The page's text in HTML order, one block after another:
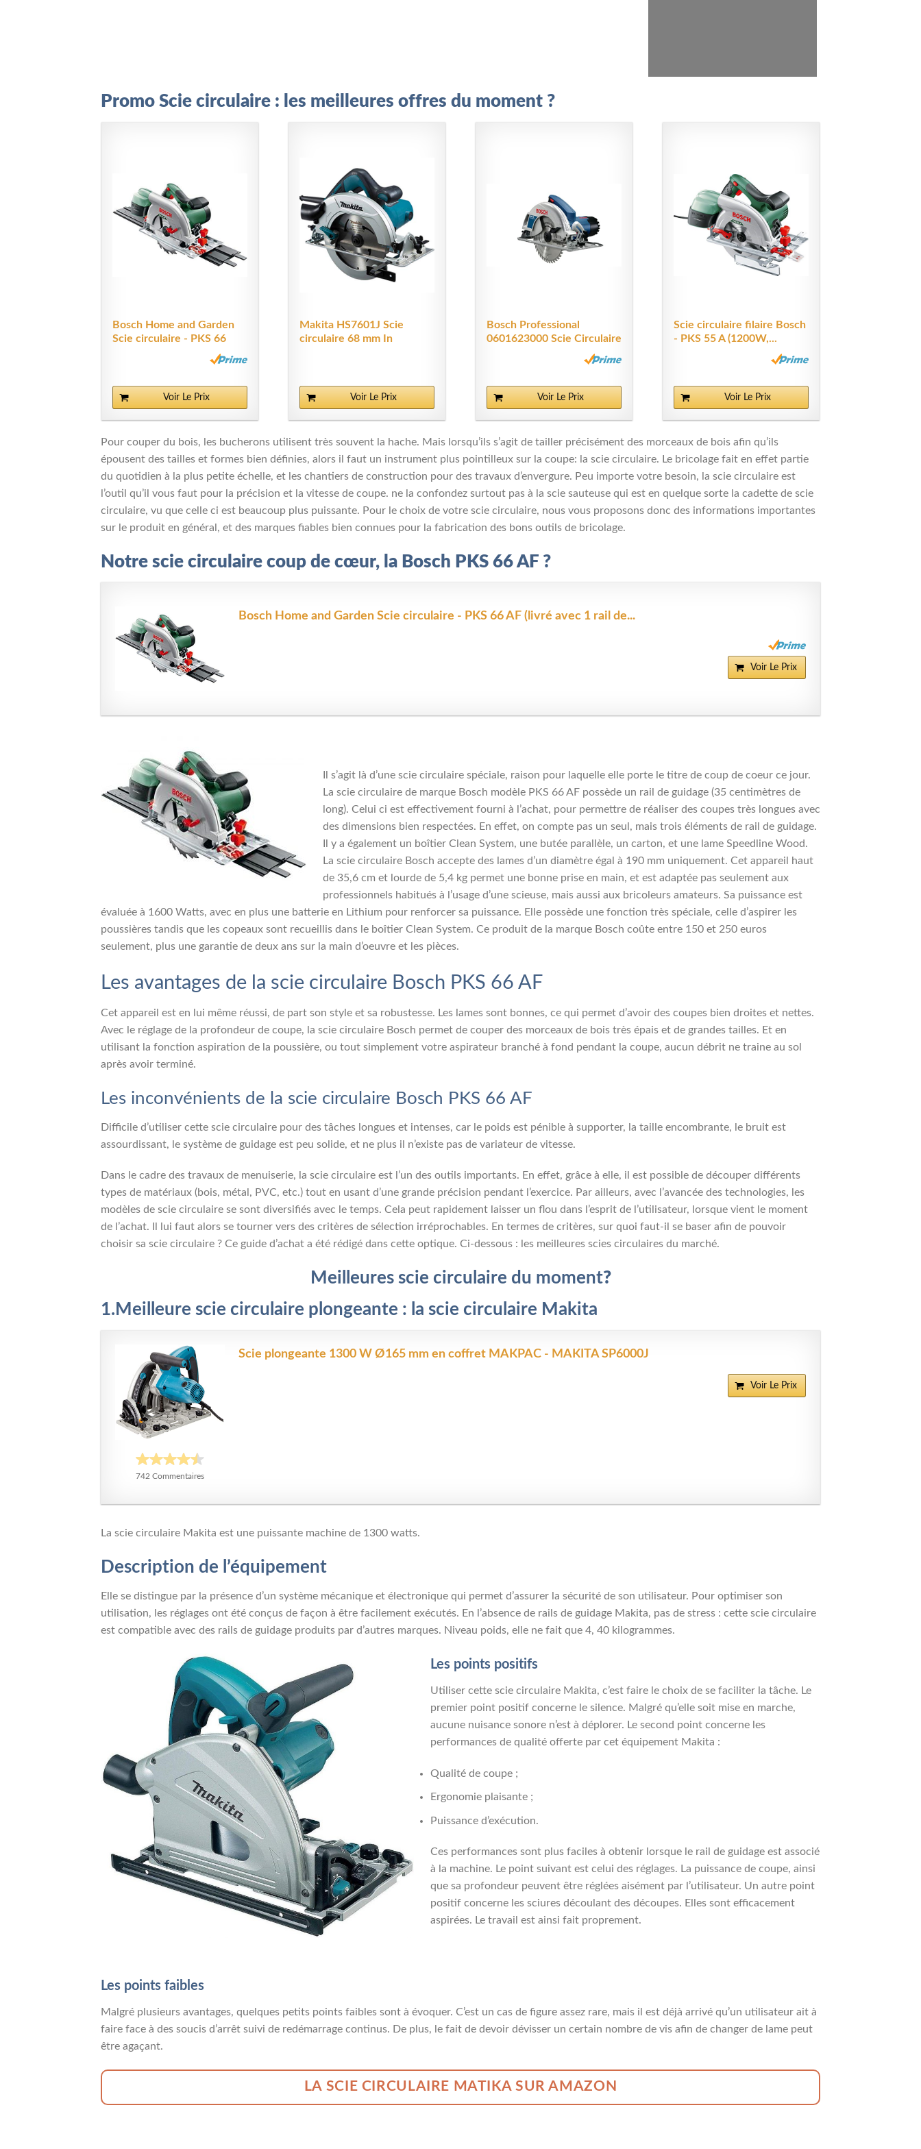
Promo Scie circulaire : les meilleures offres du moment ?
Bosch Home and Garden
Scie circulaire - PKS 66
Voir Le Prix
Makita HS7601J Scie
circulaire 68 mm In
Voir Le Prix
Bosch Professional
0601623000 Scie Circulaire
Voir Le Prix
Scie circulaire filaire Bosch
- PKS 55 A (1200W,...
Voir Le Prix
Pour couper du bois, les bucherons utilisent très souvent la hache. Mais lorsqu’ils s’agit de tailler précisément des morceaux de bois afin qu’ils
épousent des tailles et formes bien définies, alors il faut un instrument plus pointilleux sur la coupe: la scie circulaire. Le bricolage fait en effet partie
du quotidien à la plus petite échelle, et les chantiers de construction pour des travaux d’envergure. Peu importe votre besoin, la scie circulaire est
l’outil qu’il vous faut pour la précision et la vitesse de coupe. ne la confondez surtout pas à la scie sauteuse qui est en quelque sorte la cadette de scie
circulaire, vu que celle ci est beaucoup plus puissante. Pour le choix de votre scie circulaire, nous vous proposons donc des informations importantes
sur le produit en général, et des marques fiables bien connues pour la fabrication des bons outils de bricolage.
Notre scie circulaire coup de cœur, la Bosch PKS 66 AF ?
Bosch Home and Garden Scie circulaire - PKS 66 AF (livré avec 1 rail de...
Voir Le Prix
Il s’agit là d’une scie circulaire spéciale, raison pour laquelle elle porte le titre de coup de coeur ce jour.
La scie circulaire de marque Bosch modèle PKS 66 AF possède un rail de guidage (35 centimètres de
long). Celui ci est effectivement fourni à l’achat, pour permettre de réaliser des coupes très longues avec
des dimensions bien respectées. En effet, on compte pas un seul, mais trois éléments de rail de guidage.
Il y a également un boîtier Clean System, une butée parallèle, un carton, et une lame Speedline Wood.
La scie circulaire Bosch accepte des lames d’un diamètre égal à 190 mm uniquement. Cet appareil haut
de 35,6 cm et lourde de 5,4 kg permet une bonne prise en main, et est adaptée pas seulement aux
professionnels habitués à l’usage d’une scieuse, mais aussi aux bricoleurs amateurs. Sa puissance est
évaluée à 1600 Watts, avec en plus une batterie en Lithium pour renforcer sa puissance. Elle possède une fonction très spéciale, celle d’aspirer les
poussières tandis que les copeaux sont recueillis dans le boîtier Clean System. Ce produit de la marque Bosch coûte entre 150 et 250 euros
seulement, plus une garantie de deux ans sur la main d’oeuvre et les pièces.
Les avantages de la scie circulaire Bosch PKS 66 AF
Cet appareil est en lui même réussi, de part son style et sa robustesse. Les lames sont bonnes, ce qui permet d’avoir des coupes bien droites et nettes.
Avec le réglage de la profondeur de coupe, la scie circulaire Bosch permet de couper des morceaux de bois très épais et de grandes tailles. Et en
utilisant la fonction aspiration de la poussière, ou tout simplement votre aspirateur branché à fond pendant la coupe, aucun débrit ne traine au sol
après avoir terminé.
Les inconvénients de la scie circulaire Bosch PKS 66 AF
Difficile d’utiliser cette scie circulaire pour des tâches longues et intenses, car le poids est pénible à supporter, la taille encombrante, le bruit est
assourdissant, le système de guidage est peu solide, et ne plus il n’existe pas de variateur de vitesse.
Dans le cadre des travaux de menuiserie, la scie circulaire est l’un des outils importants. En effet, grâce à elle, il est possible de découper différents
types de matériaux (bois, métal, PVC, etc.) tout en usant d’une grande précision pendant l’exercice. Par ailleurs, avec l’avancée des technologies, les
modèles de scie circulaire se sont diversifiés avec le temps. Cela peut rapidement laisser un flou dans l’esprit de l’utilisateur, lorsque vient le moment
de l’achat. Il lui faut alors se tourner vers des critères de sélection irréprochables. En termes de critères, sur quoi faut-il se baser afin de pouvoir
choisir sa scie circulaire ? Ce guide d’achat a été rédigé dans cette optique. Ci-dessous : les meilleures scies circulaires du marché.
Meilleures scie circulaire du moment?
1.Meilleure scie circulaire plongeante : la scie circulaire Makita
742 Commentaires
Scie plongeante 1300 W Ø165 mm en coffret MAKPAC - MAKITA SP6000J
Voir Le Prix
La scie circulaire Makita est une puissante machine de 1300 watts.
Description de l’équipement
Elle se distingue par la présence d’un système mécanique et électronique qui permet d’assurer la sécurité de son utilisateur. Pour optimiser son
utilisation, les réglages ont été conçus de façon à être facilement exécutés. En l’absence de rails de guidage Makita, pas de stress : cette scie circulaire
est compatible avec des rails de guidage produits par d’autres marques. Niveau poids, elle ne fait que 4, 40 kilogrammes.
Les points positifs
Utiliser cette scie circulaire Makita, c’est faire le choix de se faciliter la tâche. Le
premier point positif concerne le silence. Malgré qu’elle soit mise en marche,
aucune nuisance sonore n’est à déplorer. Le second point concerne les
performances de qualité offerte par cet équipement Makita :
Qualité de coupe ;
Ergonomie plaisante ;
Puissance d’exécution.
Ces performances sont plus faciles à obtenir lorsque le rail de guidage est associé
à la machine. Le point suivant est celui des réglages. La puissance de coupe, ainsi
que sa profondeur peuvent être réglées aisément par l’utilisateur. Un autre point
positif concerne les sciures découlant des découpes. Elles sont efficacement
aspirées. Le travail est ainsi fait proprement.
Les points faibles
Malgré plusieurs avantages, quelques petits points faibles sont à évoquer. C’est un cas de figure assez rare, mais il est déjà arrivé qu’un utilisateur ait à
faire face à des soucis d’arrêt suivi de redémarrage continus. De plus, le fait de devoir dévisser un certain nombre de vis afin de changer de lame peut
être agaçant.
LA SCIE CIRCULAIRE MATIKA SUR AMAZON